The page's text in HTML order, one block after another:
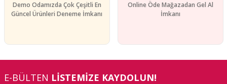
Demo Odamızda Çok Çeşitli En
Güncel Ürünleri Deneme İmkanı
Online Öde Mağazadan Gel Al
İmkanı
E-BÜLTEN LİSTEMİZE KAYDOLUN!